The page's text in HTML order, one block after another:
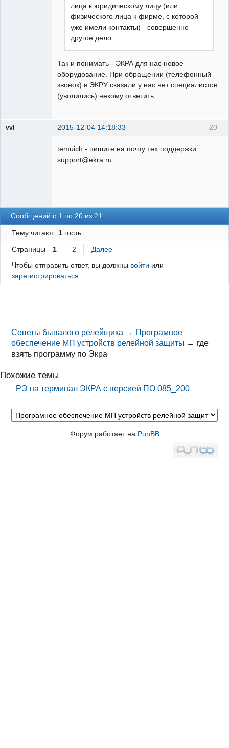
лица к юридическому лицу (или
физического лица к фирме, с которой
уже имели контакты) - совершенно
другое дело.
Так и понимать - ЭКРА для нас новое
оборудование. При обращении (телефонный
звонок) в ЭКРУ сказали у нас нет специалистов
(уволились) некому ответить.
20
vvi 2015-12-04 14:18:33
temuich - пишите на почту тех.поддержки
support@ekra.ru
Сообщений с 1 по 20 из 21
Тему читают: 1гость
Страницы 1 2
Далее
Чтобы отправить ответ, вы должны войти или
зарегистрироваться
Советы бывалого релейщика → Програмное
обеспечение МП устройств релейной защиты → где
взять программу по Экра
Похожие темы
РЭ на терминал ЭКРА с версией ПО 085_200
Форум работает на PunBB